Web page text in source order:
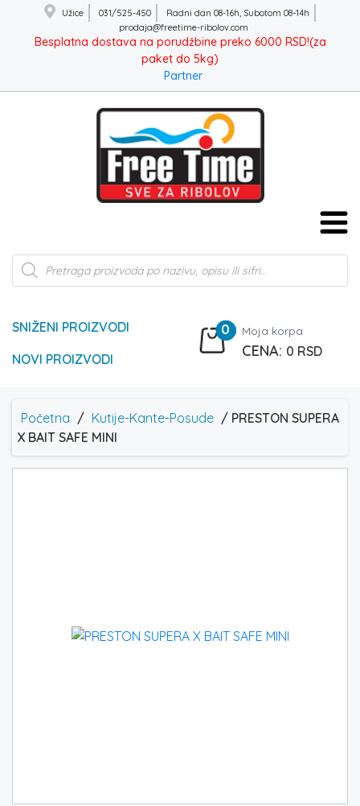
Užice 031/525-450
Radni dan 08-16h, Subotom 08-14h
prodaja@freetime-ribolov.com
Besplatna dostava na porudžbine preko 6000 RSD!(za
paket do 5kg)
Partner
Products
search
SNIŽENI PROIZVODI
NOVI PROIZVODI
0 Moja korpa
0 RSD
Početna / Kutije-Kante-Posude / PRESTON SUPERA
X BAIT SAFE MINI